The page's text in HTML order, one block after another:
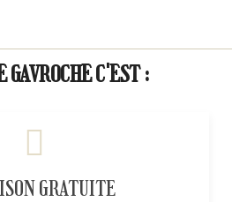
GAVROCHE C'EST :
GRATUITE